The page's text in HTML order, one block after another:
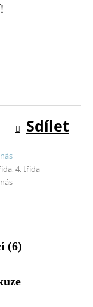
4. třída
Sdílet
(6)